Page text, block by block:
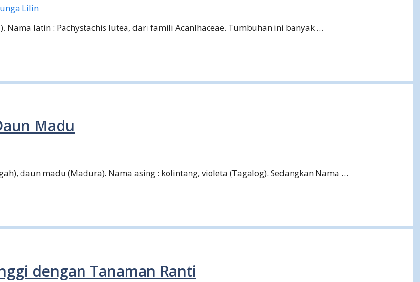
Nama latin : Pachystachis lutea, dari famili Acanlhaceae. Tumbuhan ini banyak …
Madu
daun madu (Madura). Nama asing : kolintang, violeta (Tagalog). Sedangkan Nama …
dengan Tanaman Ranti